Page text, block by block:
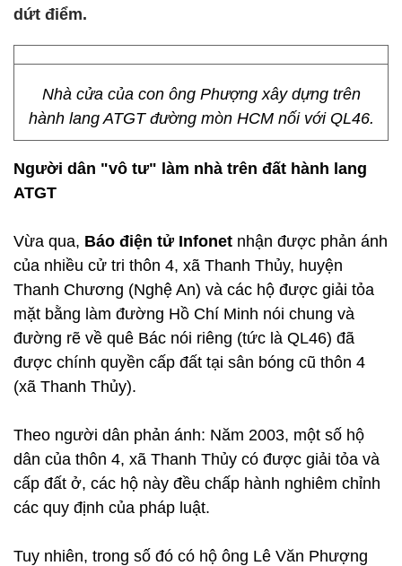
dứt điểm.
Nhà cửa của con ông Phượng xây dựng trên
hành lang ATGT đường mòn HCM nối với QL46.
Người dân "vô tư" làm nhà trên đất hành lang
ATGT
Vừa qua, Báo điện tử Infonet nhận được phản ánh
của nhiều cử tri thôn 4, xã Thanh Thủy, huyện
Thanh Chương (Nghệ An) và các hộ được giải tỏa
mặt bằng làm đường Hồ Chí Minh nói chung và
đường rẽ về quê Bác nói riêng (tức là QL46) đã
được chính quyền cấp đất tại sân bóng cũ thôn 4
(xã Thanh Thủy).
Theo người dân phản ánh: Năm 2003, một số hộ
dân của thôn 4, xã Thanh Thủy có được giải tỏa và
cấp đất ở, các hộ này đều chấp hành nghiêm chỉnh
các quy định của pháp luật.
Tuy nhiên, trong số đó có hộ ông Lê Văn Phượng